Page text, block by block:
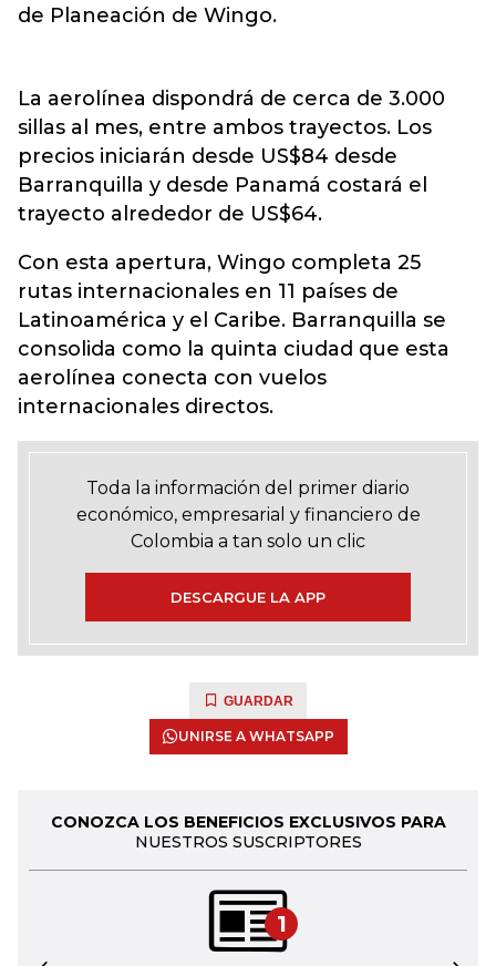
de Planeación de Wingo.
La aerolínea dispondrá de cerca de 3.000
sillas al mes, entre ambos trayectos. Los
precios iniciarán desde US$84 desde
Barranquilla y desde Panamá costará el
trayecto alrededor de US$64.
Con esta apertura, Wingo completa 25
rutas internacionales en 11 países de
Latinoamérica y el Caribe. Barranquilla se
consolida como la quinta ciudad que esta
aerolínea conecta con vuelos
internacionales directos.
Toda la información del primer diario
económico, empresarial y financiero de
Colombia a tan solo un clic
DESCARGUE LA APP
GUARDAR
UNIRSE A WHATSAPP
CONOZCA LOS BENEFICIOS EXCLUSIVOS PARA
NUESTROS SUSCRIPTORES
1